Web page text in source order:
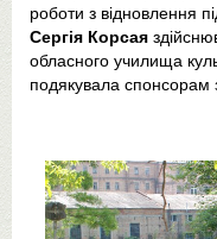
роботи з відновлення
Сергія Корсая
обласного училища
подякувала спонсорам